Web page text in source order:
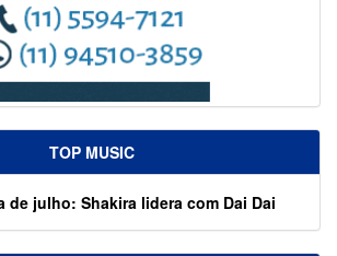
TOP MUSIC
de julho: Shakira lidera com Dai Dai